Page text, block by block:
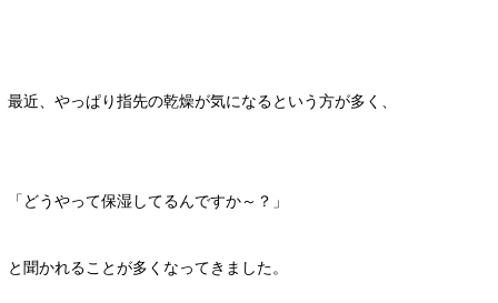
最近、やっぱり指先の乾燥が気になるという方が多く、
「どうやって保湿してるんですか～？」
と聞かれることが多くなってきました。